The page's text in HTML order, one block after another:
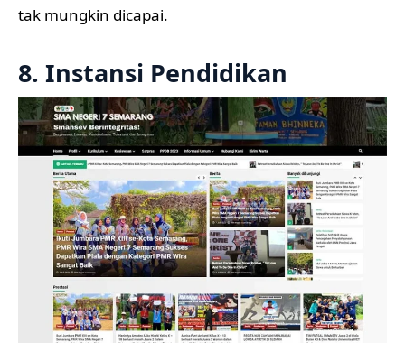
tak mungkin dicapai.
8. Instansi Pendidikan